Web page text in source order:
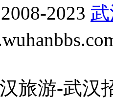
2023
旅游-武汉